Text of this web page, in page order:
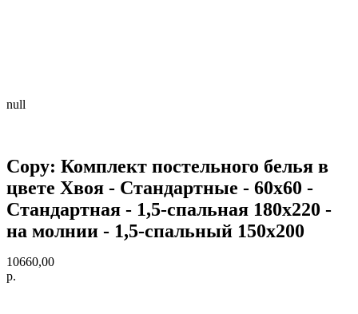
null
Copy: Комплект постельного белья в
цвете Хвоя - Стандартные - 60х60 -
Стандартная - 1,5-спальная 180х220 -
на молнии - 1,5-спальный 150х200
10660,00
р.